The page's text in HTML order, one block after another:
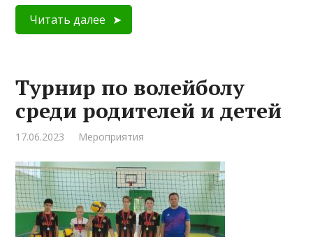
Читать далее
Турнир по волейболу
среди родителей и детей
17.06.2023 Мероприятия